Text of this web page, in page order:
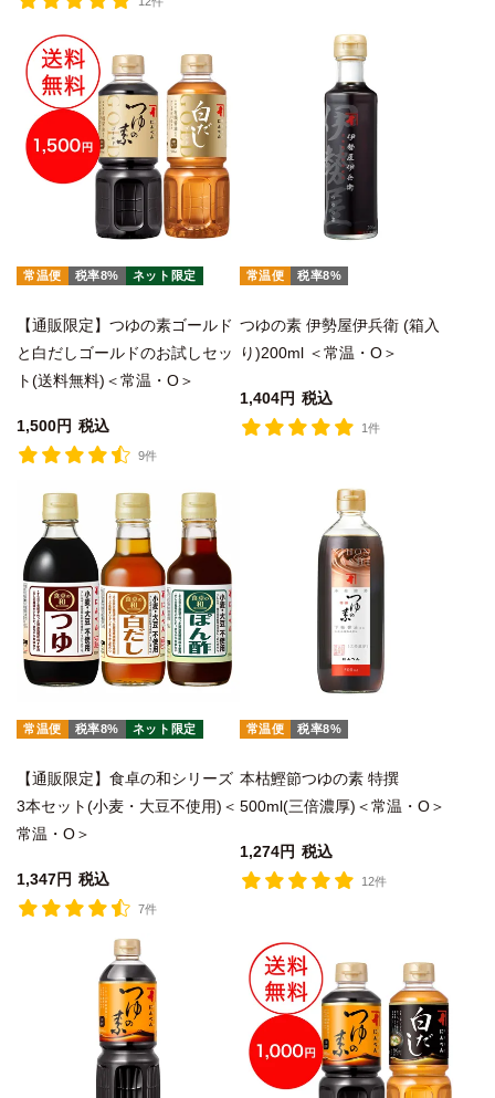
常温便 税率8% ネット限定
【通販限定】つゆの素ゴールド
と白だしゴールドのお試しセッ
ト(送料無料)＜常温・O＞
1,500 税込
9件
常温便 税率8%
つゆの素 伊勢屋伊兵衛 (箱入
り)200ml ＜常温・O＞
1,404 税込
1件
常温便 税率8% ネット限定
【通販限定】食卓の和シリーズ
3本セット(小麦・大豆不使用)＜
常温・O＞
1,347 税込
7件
常温便 税率8%
本枯鰹節つゆの素 特撰
500ml(三倍濃厚)＜常温・O＞
1,274 税込
12件